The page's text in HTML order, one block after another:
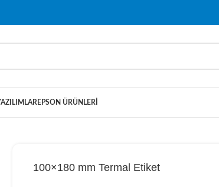
EPSON ÜRÜNLERI
100×180 mm Termal Etiket